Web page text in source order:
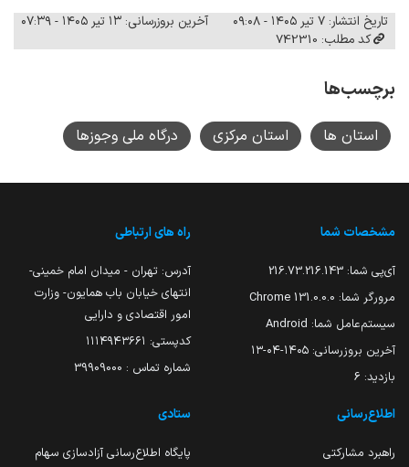
تاریخ انتشار: ۷ تیر ۱۴۰۵ - ۰۹:۰۸
آخرین بروزرسانی: ۱۳ تیر ۱۴۰۵ - ۰۷:۳۹
کد مطلب: 742310
برچسب‌ها
استان ها استان مرکزی درگاه ملی وجوزها
مشخصات شما
آی‌پی شما: 216.73.216.143
مرورگر شما: 131.0.0.0 Chrome
سیستم‌عامل شما: Android
آخرین بروزرسانی: ۱۴۰۵-۰۴-۱۳
بازدید: 6
راه های ارتباطی
آدرس: تهران - میدان امام خمینی-
انتهای خیابان باب همایون- وزارت
امور اقتصادی و دارایی
کدپستی: ۱۱۱۴۹۴۳۶۶۱
شماره تماس : 39909000
اطلاع‌رسانی
راهبرد مشارکتی
ستادی
پایگاه اطلاع‌رسانی آزادسازی سهام